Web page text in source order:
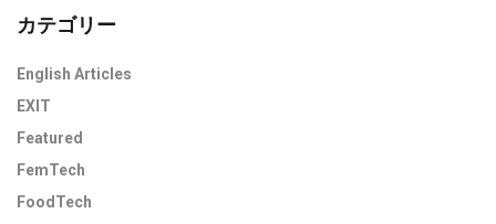
カテゴリー
English Articles
EXIT
Featured
FemTech
FoodTech